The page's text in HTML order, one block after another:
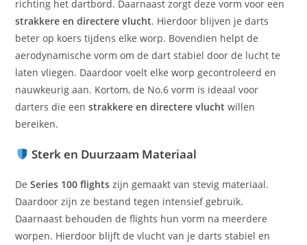
richting het dartbord. Daarnaast zorgt deze vorm voor een
strakkere en directere vlucht. Hierdoor blijven je darts
beter op koers tijdens elke worp. Bovendien helpt de
aerodynamische vorm om de dart stabiel door de lucht te
laten vliegen. Daardoor voelt elke worp gecontroleerd en
nauwkeurig aan. Kortom, de No.6 vorm is ideaal voor
darters die eenstrakkere en directere vlucht willen
bereiken.
Sterk en Duurzaam Materiaal
DeSeries 100 flights zijn gemaakt van stevig materiaal.
Daardoor zijn ze bestand tegen intensief gebruik.
Daarnaast behouden de flights hun vorm na meerdere
worpen. Hierdoor blijft de vlucht van je darts stabiel en